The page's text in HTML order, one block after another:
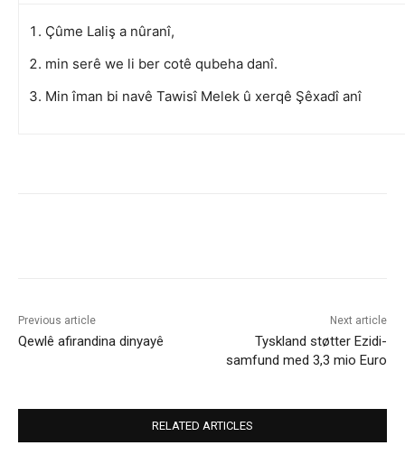
Çûme Laliş a nûranî,
min serê we li ber cotê qubeha danî.
Min îman bi navê Tawisî Melek û xerqê Şêxadî anî
Previous article
Qewlê afirandina dinyayê
Next article
Tyskland støtter Ezidi-
samfund med 3,3 mio Euro
RELATED ARTICLES